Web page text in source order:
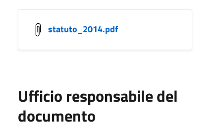
statuto_2014.pdf
Ufficio responsabile del
documento